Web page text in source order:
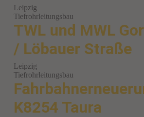
Leipzig
Tiefrohrleitungsbau
TWL und MWL
/ Löbauer Straße
Leipzig
Tiefrohrleitungsbau
K8254 Taura